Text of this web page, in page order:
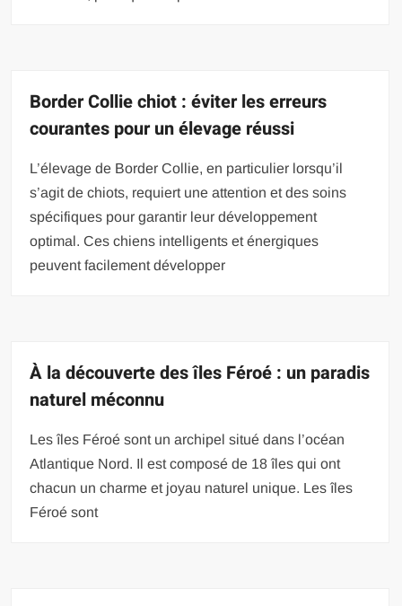
Border Collie chiot : éviter les erreurs
courantes pour un élevage réussi
L’élevage de Border Collie, en particulier lorsqu’il
s’agit de chiots, requiert une attention et des soins
spécifiques pour garantir leur développement
optimal. Ces chiens intelligents et énergiques
peuvent facilement développer
À la découverte des îles Féroé : un paradis
naturel méconnu
Les îles Féroé sont un archipel situé dans l’océan
Atlantique Nord. Il est composé de 18 îles qui ont
chacun un charme et joyau naturel unique. Les îles
Féroé sont